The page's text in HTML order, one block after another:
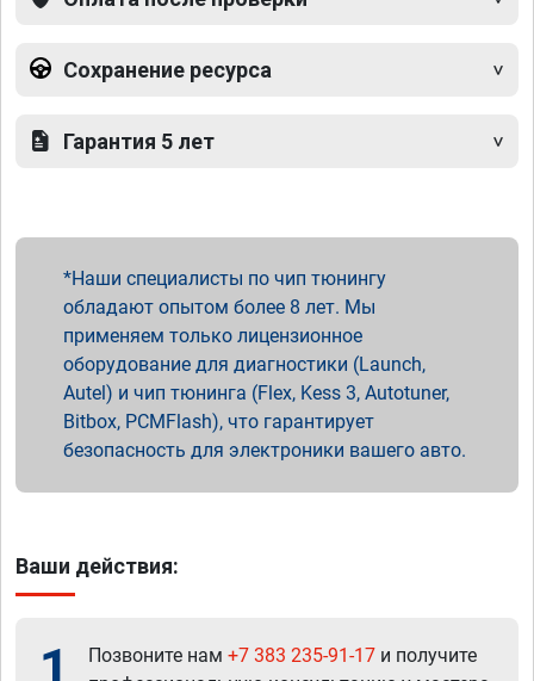
Сохранение ресурса
Гарантия 5 лет
Наши специалисты по чип тюнингу
обладают опытом более 8 лет. Мы
применяем только лицензионное
оборудование для диагностики (Launch,
Autel) и чип тюнинга (Flex, Kess 3, Autotuner,
Bitbox, PCMFlash), что гарантирует
безопасность для электроники вашего авто.
Ваши действия:
1 Позвоните нам +7 383 235-91-17 и получите